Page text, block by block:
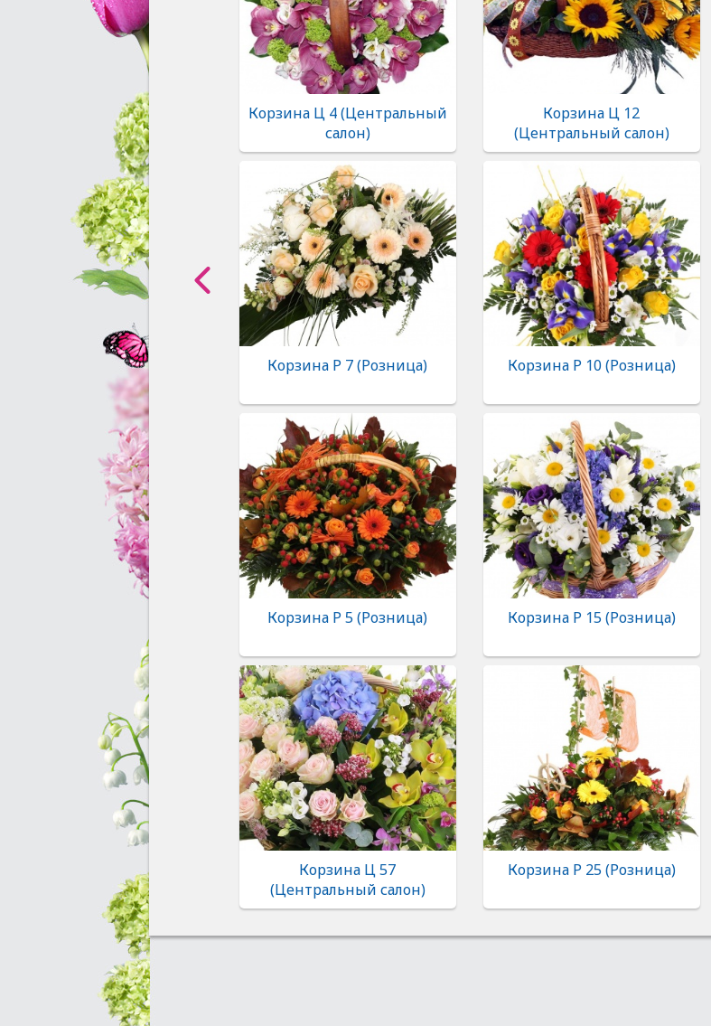
Корзина Ц 4 (Центральный
салон)
Корзина Ц 12
(Центральный салон)
Корзина Р 7 (Розница) Корзина Р 10 (Розница)
Корзина Р 5 (Розница) Корзина Р 15 (Розница)
Корзина Ц 57
(Центральный салон)
Корзина Р 25 (Розница)